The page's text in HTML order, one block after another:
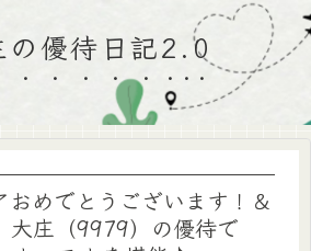
の優待日記2.0
おめでとうございます！＆
大庄（9979）の優待で